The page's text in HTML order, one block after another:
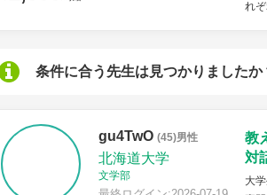
れ
条件に合う先生は見つかりました
gu4TwO (45)男性
北海道大学
文学部
教
対
大